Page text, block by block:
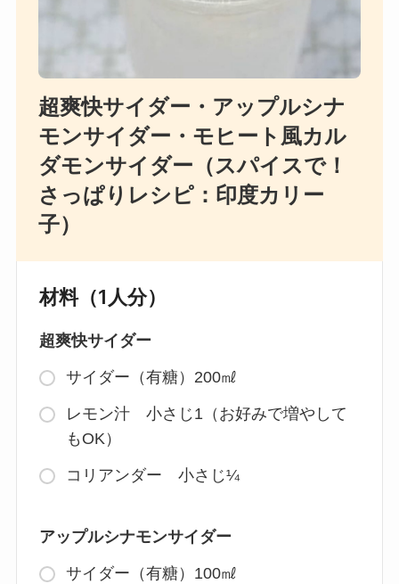
超爽快サイダー・アップルシナ
モンサイダー・モヒート風カル
ダモンサイダー（スパイスで！
さっぱりレシピ：印度カリー
子）
材料（1人分）
超爽快サイダー
サイダー（有糖）200㎖
レモン汁 小さじ1（お好みで増やして
もOK）
コリアンダー 小さじ¼
アップルシナモンサイダー
サイダー（有糖）100㎖